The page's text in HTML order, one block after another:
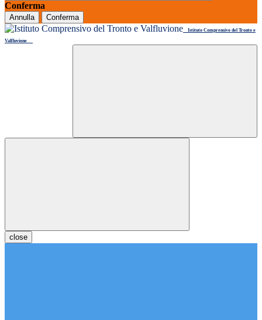
Conferma
Annulla Conferma
Istituto Comprensivo del Tronto e
Valfluvione
close